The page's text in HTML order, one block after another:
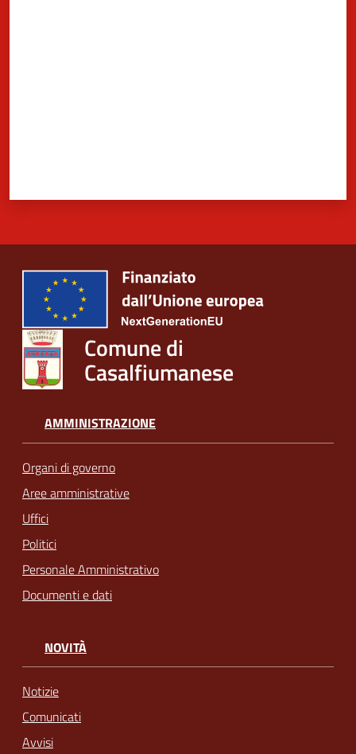
Comune di
Casalfiumanese
AMMINISTRAZIONE
Organi di governo
Aree amministrative
Uffici
Politici
Personale Amministrativo
Documenti e dati
NOVITÀ
Notizie
Comunicati
Avvisi